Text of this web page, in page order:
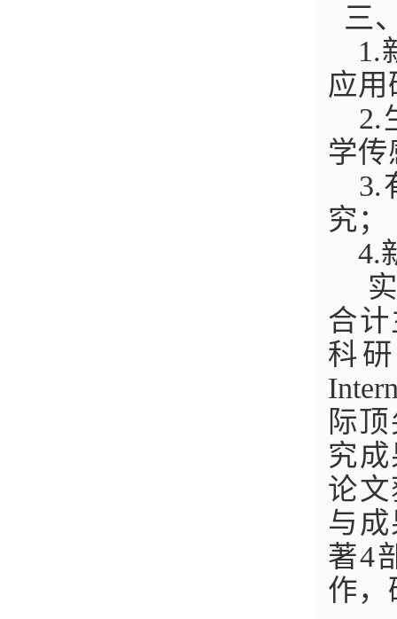
三
1.
应用
2.
学传
3.
究；
4.
合
科
际
究
论
与
著4
作，